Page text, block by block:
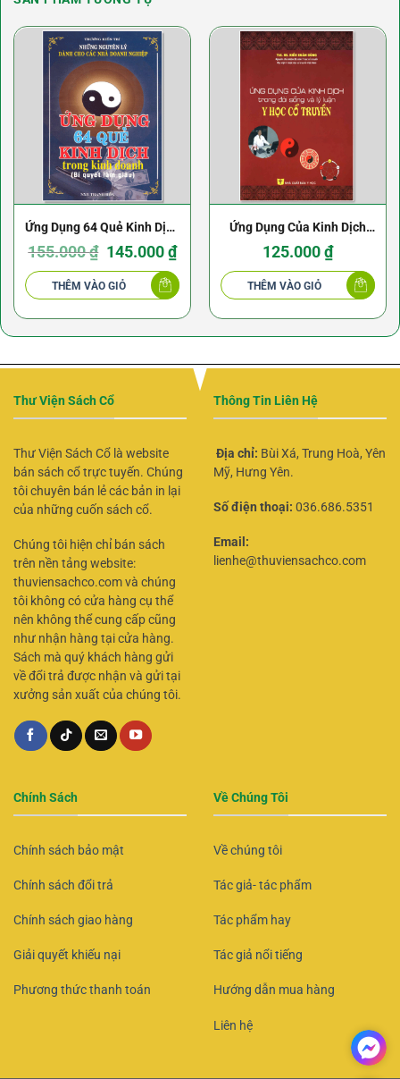
Ứng Dụng 64 Quẻ Kinh Dịch
Trong Kinh Doanh –
Trương Kiến Trí
155.000₫ Giá
gốc
155.000 ₫.
145.000₫Giá
hiện
là:
145.000 ₫.
THÊM VÀO GIỎ
Ứng Dụng Của Kinh Dịch
Trong Đời Sống Và Lý Luận
Y Học Cổ Truyền – Kiều
Xuân Dũng
125.000₫
THÊM VÀO GIỎ
Thư Viện Sách Cổ
Thư Viện Sách Cổ là website
bán sách cổ trực tuyến. Chúng
tôi chuyên bán lẻ các bản in lại
của những cuốn sách cổ.
Chúng tôi hiện chỉ bán sách
trên nền tảng website:
thuviensachco.com và chúng
tôi không có cửa hàng cụ thể
nên không thể cung cấp cũng
như nhận hàng tại cửa hàng.
Sách mà quý khách hàng gửi
về đổi trả được nhận và gửi tại
xưởng sản xuất của chúng tôi.
Thông Tin Liên Hệ
Địa chỉ: Bùi Xá, Trung Hoà, Yên
Mỹ, Hưng Yên.
Số điện thoại: 036.686.5351
Email:
lienhe@thuviensachco.com
Chính Sách
Chính sách bảo mật
Chính sách đổi trả
Chính sách giao hàng
Giải quyết khiếu nại
Phương thức thanh toán
Về Chúng Tôi
Về chúng tôi
Tác giả- tác phẩm
Tác phẩm hay
Tác giả nổi tiếng
Hướng dẫn mua hàng
Liên hệ